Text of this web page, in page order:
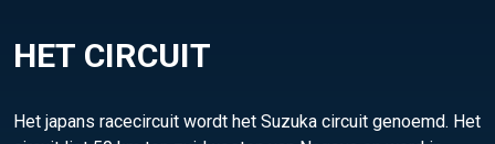
HET CIRCUIT
Het japans racecircuit wordt het Suzuka circuit genoemd. Het